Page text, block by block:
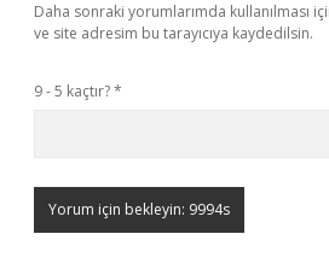
Daha sonraki yorumlarımda kullanılması
ve site adresim bu tarayıcıya kaydedilsin.
9 - 5 kaçtır?*